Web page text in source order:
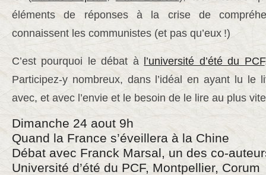
éléments de réponses à la crise de
connaissent les communistes (et pas qu’eux !)
C’est pourquoi le débat à l’université d’été du PCF
Participez-y nombreux, dans l’idéal en ayant lu le
avec, et avec l’envie et le besoin de le lire au plus
Dimanche 24 aout 9h
Quand la France s’éveillera à la Chine
Débat avec Franck Marsal, un des co-
Université d’été du PCF, Montpellier, Corum